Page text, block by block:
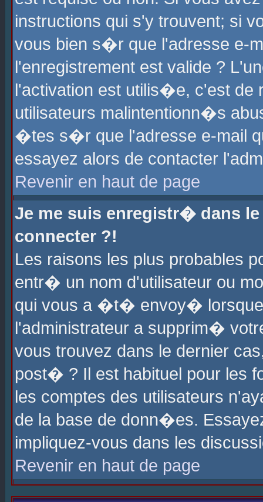
instructions qui s'y trouvent; si
vous bien s�r que l'adresse e-
l'enregistrement est valide ?
l'activation est utilis�e, c'est
utilisateurs malintentionn�s
�tes s�r que l'adresse e-mail
essayez alors de contacter
Revenir en haut de page
Je me suis enregistr� dans
connecter ?!
Les raisons les plus probables
entr� un nom d'utilisateur ou
qui vous a �t� envoy�
l'administrateur a supprim�
vous trouvez dans le dernier
post� ? Il est habituel pour les
les comptes des utilisateurs
de la base de donn�es.
impliquez-vous dans les
Revenir en haut de page